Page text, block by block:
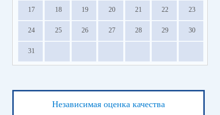
17 18 19 20 21 22 23
24 25 26 27 28 29 30
31
Независимая оценка качества